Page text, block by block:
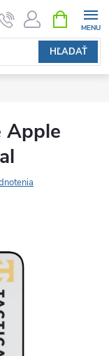
HĽADAŤ
KOŠÍK
Apple